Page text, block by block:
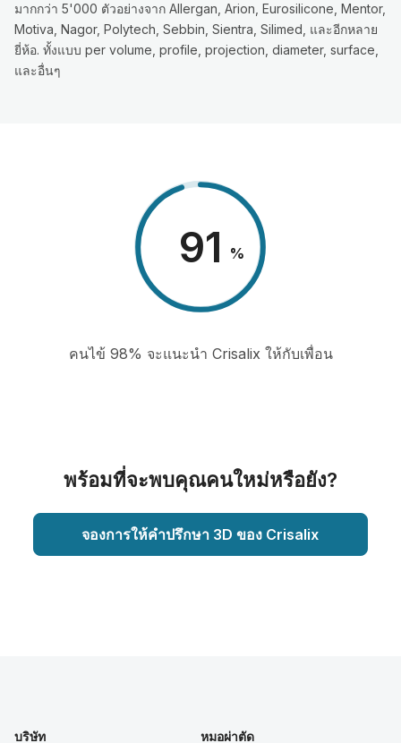
มากกว่า 5'000 ตัวอย่างจาก Allergan, Arion, Eurosilicone, Mentor,
Motiva, Nagor, Polytech, Sebbin, Sientra, Silimed, และอีกหลาย
ยี่ห้อ. ทั้งแบบ per volume, profile, projection, diameter, surface,
และอื่นๆ
98 %
คนไข้ 98% จะแนะนำ Crisalix ให้กับเพื่อน
พร้อมที่จะพบคุณคนใหม่หรือยัง?
จองการให้คำปรึกษา 3D ของ Crisalix
บริษัท
หมอผ่าตัด